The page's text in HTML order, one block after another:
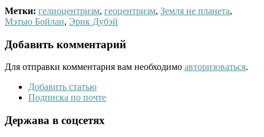
Метки: гелиоцентризм, геоцентризм, Земля не планета,
Мэтью Бойлан, Эрик Дубэй
Добавить комментарий
Для отправки комментария вам необходимо авторизоваться.
Добавить статью
Подписка по почте
Держава в соцсетях